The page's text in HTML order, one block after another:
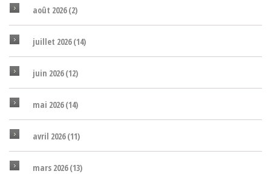
août 2026(2)
juillet 2026(14)
juin 2026(12)
mai 2026(14)
avril 2026(11)
mars 2026(13)